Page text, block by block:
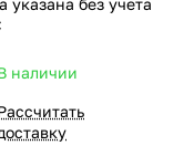
наличии